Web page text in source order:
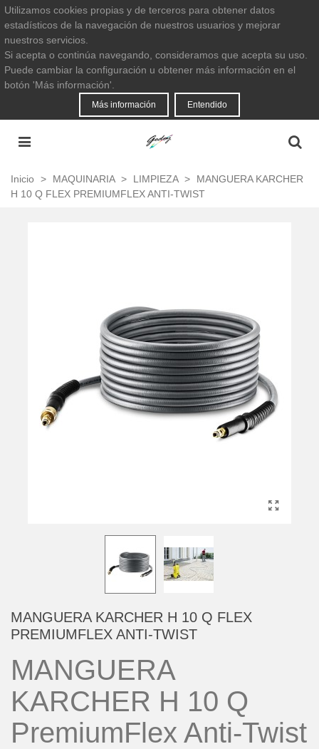
Utilizamos cookies propias y de terceros para obtener datos
estadísticos de la navegación de nuestros usuarios y mejorar
nuestros servicios.
Si acepta o continúa navegando, consideramos que acepta su uso.
Puede cambiar la configuración u obtener más información en el
botón 'Más información'.
Más información Entendido
Inicio > MAQUINARIA > LIMPIEZA >
MANGUERA KARCHER
H 10 Q FLEX PREMIUMFLEX ANTI-TWIST
MANGUERA KARCHER H 10 Q FLEX
PREMIUMFLEX ANTI-TWIST
MANGUERA
KARCHER H 10 Q
PremiumFlex Anti-Twist